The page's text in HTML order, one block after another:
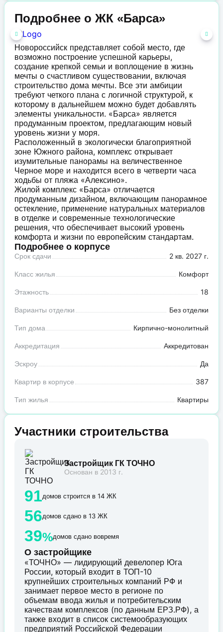
Подробнее о ЖК «Барса»
Новороссийск представляет собой место, где
возможно построение успешной карьеры,
создание крепкой семьи и воплощение в жизнь
мечты о счастливом существовании, включая
строительство дома мечты. Все эти амбиции
требуют четкого плана с логичной структурой, к
которому в дальнейшем можно будет добавлять
элементы уникальности. «Барса» является
продуманным проектом, предлагающим новый
уровень жизни у моря.
Расположенный в экологически благоприятной
зоне Южного района, комплекс открывает
изумительные панорамы на величественное
Черное море и находится всего в четверти часа
ходьбы от пляжа «Алексино».
Жилой комплекс «Барса» отличается
продуманным дизайном, включающим панорамное
остекление, применение натуральных материалов
в отделке и современные технологические
решения, что обеспечивает высокий уровень
комфорта и жизни по европейским стандартам.
Подробнее о корпусе
Срок сдачи 2 кв. 2027 г.
Класс жилья Комфорт
Этажность 18
Варианты отделки Без отделки
Тип дома Кирпично-монолитный
Аккредитация Аккредитован
Эскроу Да
Квартир в корпусе 387
Тип жилья Квартиры
Участники строительства
Застройщик ГК ТОЧНО
Основан в 2013 г.
91домов строится в 14 ЖК
56домов сдано в 13 ЖК
39%домов сдано вовремя
О застройщике
«ТОЧНО» — лидирующий девелопер Юга
России, который входит в ТОП-10
крупнейших строительных компаний РФ и
занимает первое место в регионе по
объемам ввода жилья и потребительским
качествам комплексов (по данным ЕРЗ.РФ), а
также входит в список системообразующих
предприятий Российской Федерации